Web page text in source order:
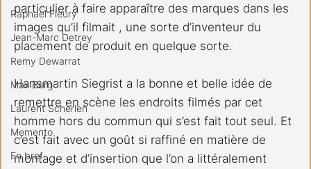
Raphael Fleury
Jean-Marc Detrey
Remy Dewarrat
Max Borg
Laurent Scherlen
Memento
En bref
particulier à faire apparaître des marques dans les
images qu’il filmait , une sorte d’inventeur du
placement de produit en quelque sorte.
Hansmartin Siegrist a la bonne et belle idée de
remettre en scène les endroits filmés par cet
homme hors du commun qui s’est fait tout seul. Et
c’est fait avec un goût si raffiné en matière de
montage et d’insertion que l’on a littéralement